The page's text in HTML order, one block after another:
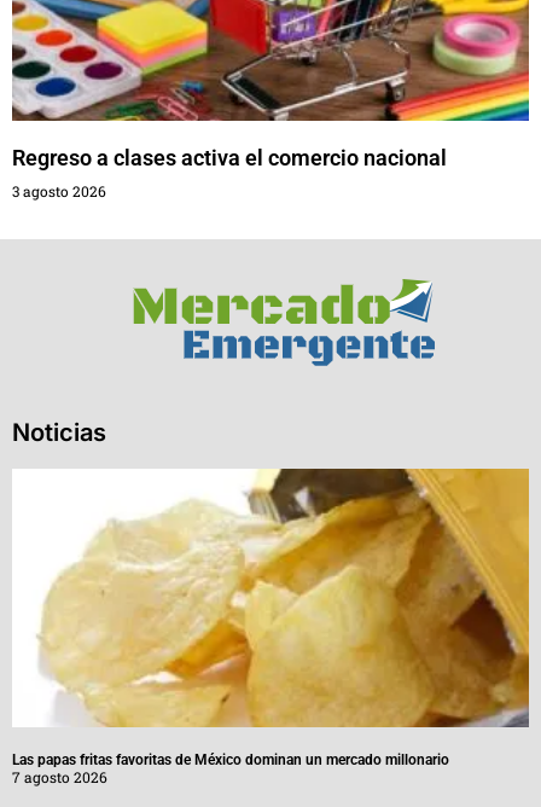
Regreso a clases activa el comercio nacional
3 agosto 2026
Noticias
Las papas fritas favoritas de México dominan un mercado millonario
7 agosto 2026